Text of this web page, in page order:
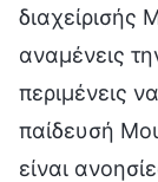
διαχείρισής
αναμένεις
περιμένεις
παίδευσή
είναι